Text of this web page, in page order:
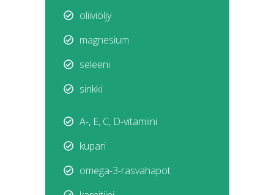
oliiviöljy
magnesium
seleeni
sinkki
A-, E, C, D-vitamiini
kupari
omega-3-rasvahapot